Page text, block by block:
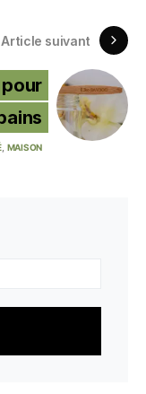
Article suivant
MAISON